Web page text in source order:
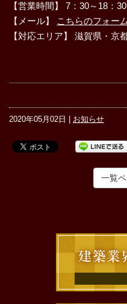
【営業時間】 7：30～18：30
【メール】
こちらのフォー
【対応エリア】 滋賀県・
2020年05月02日 | お知らせ
一覧